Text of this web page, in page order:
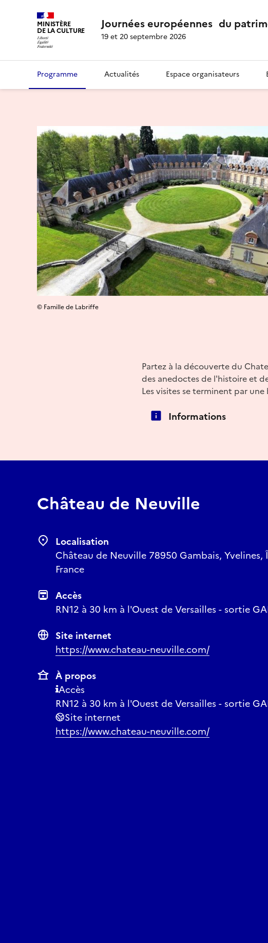
MINISTÈRE
DE LA CULTURE Journées européennes du
19 et 20 septembre 2026
Programme Actualités Espace organisateurs
© Famille de Labriffe
Partez à la découverte du
des anedoctes de l'histoire et
Les visites se terminent par
Informations
Château de Neuville
Localisation
Château de Neuville 78950 Gambais, Yvelines,
France
Accès
RN12 à 30 km à l'Ouest de Versailles - sortie
Site internet
https://www.chateau-neuville.com/
À propos
Accès
RN12 à 30 km à l'Ouest de Versailles - sortie
Site internet
https://www.chateau-neuville.com/